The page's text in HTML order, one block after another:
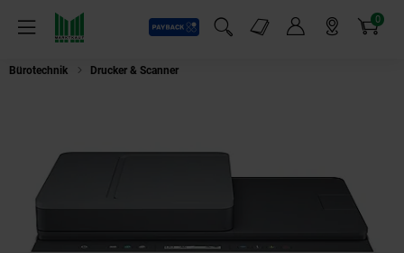
Menü
Payback
Suchfeld einblenden
Markt-Angebote 0
Artikel
Bürotechnik Drucker & Scanner